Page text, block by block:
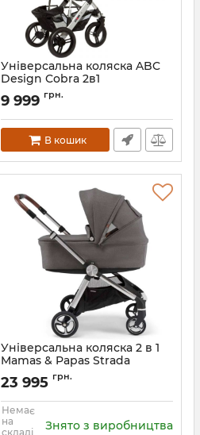
Універсальна коляска ABC
Design Cobra 2в1
Артикул: 31114K/405
9 999 грн.
В кошик
Універсальна коляска 2 в 1
Mamas & Papas Strada
23 995 грн.
Немає
на
складі
Знято з виробництва